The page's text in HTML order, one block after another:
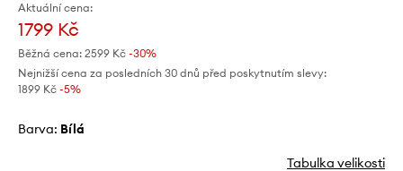
Aktuální cena:
1799 Kč
Běžná cena: 2599 Kč -30%
Nejnižší cena za posledních 30 dnů před poskytnutím slevy:
1899 Kč -5%
Barva: bílá
Tabulka velikosti